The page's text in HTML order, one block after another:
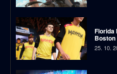
Florida
25. 10.